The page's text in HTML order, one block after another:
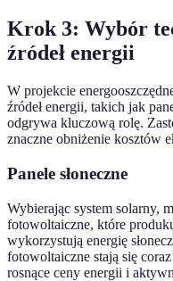
Krok 3: Wybór
źródeł energii
W projekcie
źródeł energii, takich jak
odgrywa kluczową rolę.
znaczne obniżenie kosztów
Panele słoneczne
Wybierając system solarny,
fotowoltaiczne, które
wykorzystują energię
fotowoltaiczne stają się
rosnące ceny energii i